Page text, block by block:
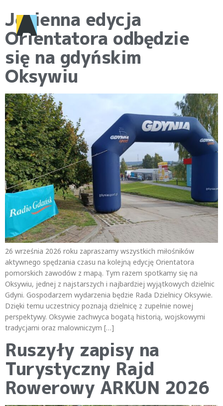
Jesienna edycja
Orientatora odbędzie
się na gdyńskim
Oksywiu
26 września 2026 roku zapraszamy wszystkich miłośników
aktywnego spędzania czasu na kolejną edycję Orientatora
pomorskich zawodów z mapą. Tym razem spotkamy się na
Oksywiu, jednej z najstarszych i najbardziej wyjątkowych dzielnic
Gdyni. Gospodarzem wydarzenia będzie Rada Dzielnicy Oksywie.
Dzięki temu uczestnicy poznają dzielnicę z zupełnie nowej
perspektywy. Oksywie zachwyca bogatą historią, wojskowymi
tradycjami oraz malowniczym […]
Ruszyły zapisy na
Turystyczny Rajd
Rowerowy ARKUN 2026